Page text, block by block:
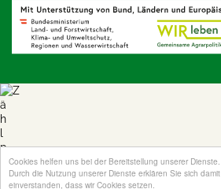
Cookies helfen uns bei der Bereitstellung unserer Dienste.
Durch die Nutzung unserer Dienste erklären Sie sich damit
einverstanden, dass wir Cookies setzen.